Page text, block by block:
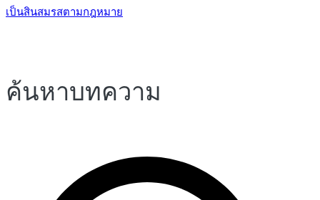
เป็นสินสมรสตามกฎหมาย
ค้นหาบทความ